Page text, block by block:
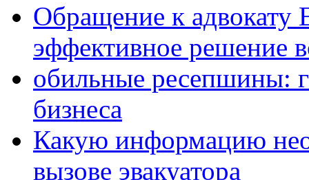
Обращение к адвокату
эффективное решение
обильные ресепшины:
бизнеса
Какую информацию
вызове эвакуатора